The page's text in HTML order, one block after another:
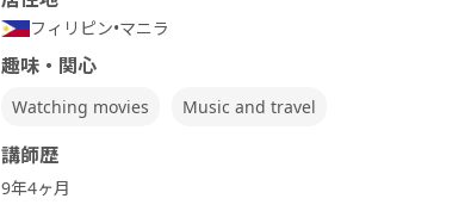
トピックトースピーキング
世界一周旅行
フィリピン•マニラ
趣味・関心
Watching movies Music and travel
講師歴
9年4ヶ月